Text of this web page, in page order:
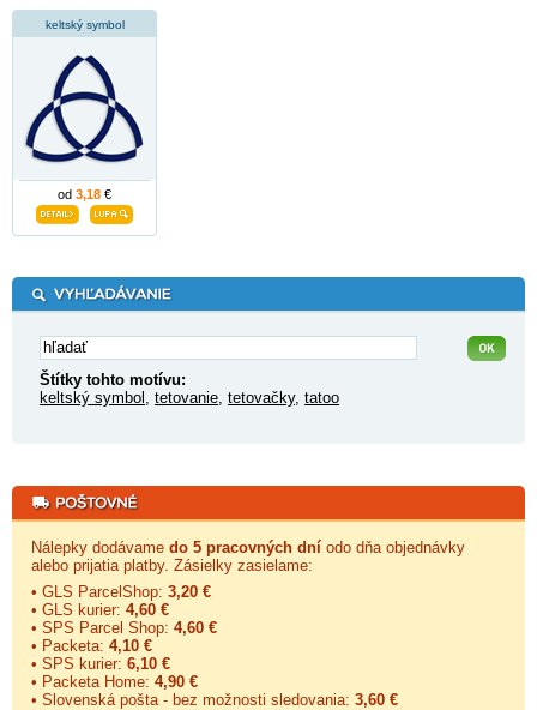
keltský symbol
od 3,18 €
Štítky tohto motívu:
keltský symbol
tetovanie tetovačky, tatoo
Nálepky dodávame do 5 pracovných dní odo dňa objednávky
alebo prijatia platby. Zásielky zasielame:
• GLS ParcelShop: 3,20 €
• GLS kurier: 4,60 €
• SPS Parcel Shop: 4,60 €
• Packeta: 4,10 €
• SPS kurier: 6,10 €
• Packeta Home: 4,90 €
• Slovenská pošta - bez možnosti sledovania: 3,60 €